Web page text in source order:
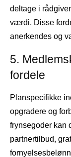
deltage i
værdi. Disse
anerkendes og
5.
fordele
Planspecifikke
opgradere og
frynsegoder kan
partnertilbud,